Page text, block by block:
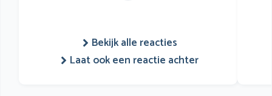
Bekijk alle reacties
Laat ook een reactie achter